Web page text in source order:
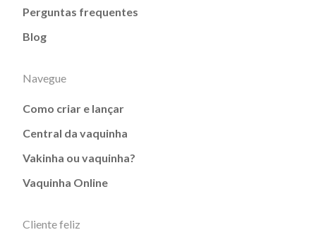
Perguntas frequentes
Blog
Navegue
Como criar e lançar
Central da vaquinha
Vakinha ou vaquinha?
Vaquinha Online
Cliente feliz